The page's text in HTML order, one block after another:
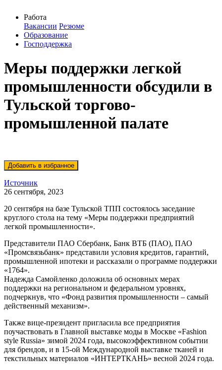
Работа
Вакансии Резюме
Образование
Господдержка
Меры поддержки легкой
промышленности обсудили в
Тульской торгово-
промышленной палате
Источник
26 сентября, 2023
20 сентября на базе Тульской ТПП состоялось заседание
круглого стола на тему «Меры поддержки предприятий
легкой промышленности».
Представители ПАО Сбербанк, Банк ВТБ (ПАО), ПАО
«Промсвязьбанк» представили условия кредитов, гарантий,
промышленной ипотеки и рассказали о программе поддержки
«1764».
Надежда Самойленко доложила об основных мерах
поддержки на региональном и федеральном уровнях,
подчеркнув, что «Фонд развития промышленности – самый
действенный механизм».
Также вице-президент пригласила все предприятия
поучаствовать в Главной выставке моды в Москве «Fashion
style Russia» зимой 2024 года, высокоэффективном событии
для брендов, и в 15-ой Международной выставке тканей и
текстильных материалов «ИНТЕРТКАНЬ» весной 2024 года.